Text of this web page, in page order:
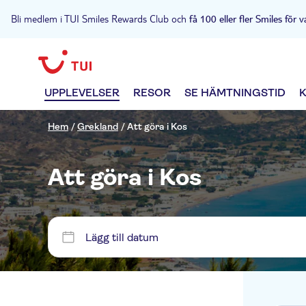
Bli medlem i TUI Smiles Rewards Club och få 100 eller fler Smiles för
UPPLEVELSER RESOR SE HÄMTNINGSTID
Hem /Grekland /Att göra i Kos
Att göra i Kos
Lägg till datum